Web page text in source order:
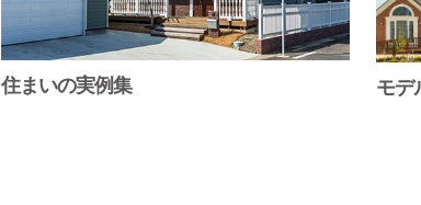
住まいの実例集 モデ